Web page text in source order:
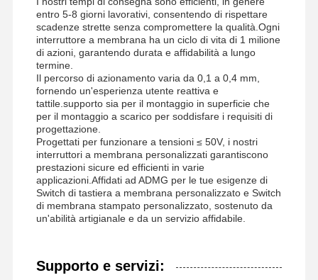
entro 5-8 giorni lavorativi, consentendo di rispettare
scadenze strette senza compromettere la qualità.Ogni
interruttore a membrana ha un ciclo di vita di 1 milione
di azioni, garantendo durata e affidabilità a lungo
termine.
Il percorso di azionamento varia da 0,1 a 0,4 mm,
fornendo un'esperienza utente reattiva e
tattile.supporto sia per il montaggio in superficie che
per il montaggio a scarico per soddisfare i requisiti di
progettazione.
Progettati per funzionare a tensioni ≤ 50V, i nostri
interruttori a membrana personalizzati garantiscono
prestazioni sicure ed efficienti in varie
applicazioni.Affidati ad ADMG per le tue esigenze di
Switch di tastiera a membrana personalizzato e Switch
di membrana stampato personalizzato, sostenuto da
un'abilità artigianale e da un servizio affidabile.
Supporto e servizi: